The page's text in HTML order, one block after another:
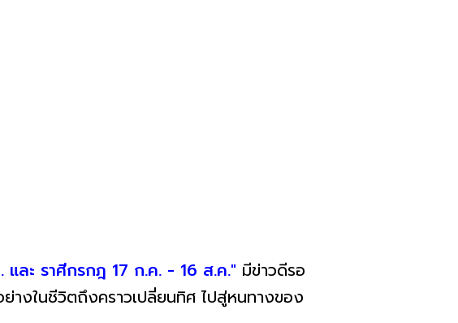
ละ ราศีกรกฎ 17 ก.ค. - 16 ส.ค." มีข่าวดีรอ
างในชีวิตถึงคราวเปลี่ยนทิศ ไปสู่หนทางของ